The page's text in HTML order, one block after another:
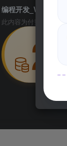
此内容为付费资源，请